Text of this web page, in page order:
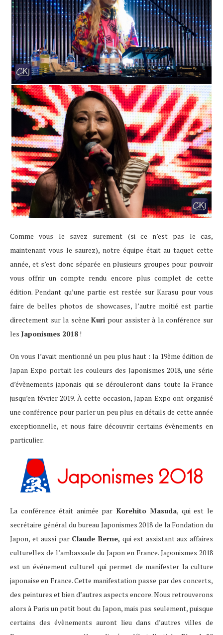
Comme vous le savez surement (si ce n’est pas le cas,
maintenant vous le saurez), notre équipe était au taquet cette
année, et s’est donc séparée en plusieurs groupes pour pouvoir
vous offrir un compte rendu encore plus complet de cette
édition. Pendant qu’une partie est restée sur Karasu pour vous
faire de belles photos de showcases, l’autre moitié est partie
directement sur la scèneKuri pour assister à la conférence sur
les Japonismes 2018 !
On vous l’avait mentionné un peu plus haut : la 19ème édition de
Japan Expo portait les couleurs des Japonismes 2018, une série
d’évènements japonais qui se dérouleront dans toute la France
jusqu’en février 2019. À cette occasion, Japan Expo ont organisé
une conférence pour parler un peu plus en détails de cette année
exceptionnelle, et nous faire découvrir certains évènements en
particulier.
La conférence était animée par Korehito Masuda, qui est le
secrétaire général du bureau Japonismes 2018 de la Fondation du
Japon, et aussi par Claude Berne, qui est assistant aux affaires
culturelles de l’ambassade du Japon en France. Japonismes 2018
est un événement culturel qui permet de manifester la culture
japonaise en France. Cette manifestation passe par des concerts,
des peintures et bien d’autres aspects encore. Nous retrouverons
alors à Paris un petit bout du Japon, mais pas seulement, puisque
certains des évènements auront lieu dans d’autres villes de